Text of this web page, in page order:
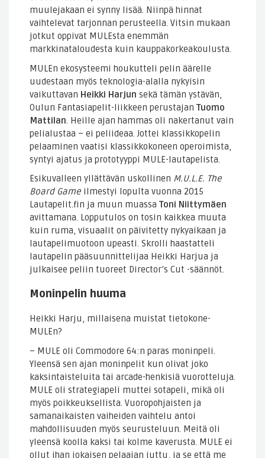
muulejakaan ei synny lisää. Niinpä hinnat
vaihtelevat tarjonnan perusteella. Vitsin mukaan
jotkut oppivat MULEsta enemmän
markkinataloudesta kuin kauppakorkeakoulusta.
MULEn ekosysteemi houkutteli pelin äärelle
uudestaan myös teknologia-alalla nykyisin
vaikuttavan Heikki Harjun sekä tämän ystävän,
Oulun Fantasiapelit-liikkeen perustajan Tuomo
Mattilan. Heille ajan hammas oli nakertanut vain
pelialustaa – ei peliideaa. Jottei klassikkopelin
pelaaminen vaatisi klassikkokoneen operoimista,
syntyi ajatus ja prototyyppi MULE-lautapelista.
Esikuvalleen yllättävän uskollinen M.U.L.E. The
Board Game ilmestyi lopulta vuonna 2015
Lautapelit.fin ja muun muassa Toni Niittymäen
avittamana. Lopputulos on tosin kaikkea muuta
kuin ruma, visuaalit on päivitetty nykyaikaan ja
lautapelimuotoon upeasti. Skrolli haastatteli
lautapelin pääsuunnittelijaa Heikki Harjua ja
julkaisee peliin tuoreet Director’s Cut -säännöt.
Moninpelin huuma
Heikki Harju, millaisena muistat tietokone-
MULEn?
– MULE oli Commodore 64:n paras moninpeli.
Yleensä sen ajan moninpelit kun olivat joko
kaksintaisteluita tai arcade-henkisiä vuorotteluja.
MULE oli strategiapeli muttei sotapeli, mikä oli
myös poikkeuksellista. Vuoropohjaisten ja
samanaikaisten vaiheiden vaihtelu antoi
mahdollisuuden myös seurusteluun. Meitä oli
yleensä koolla kaksi tai kolme kaverusta. MULE ei
ollut ihan jokaisen pelaajan juttu, ja se että me